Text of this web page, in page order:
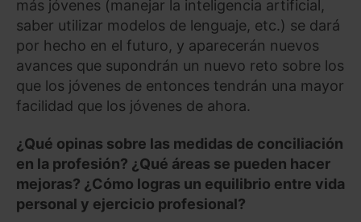
más jóvenes (manejar la inteligencia artificial,
saber utilizar modelos de lenguaje, etc.) se dará
por hecho en el futuro, y aparecerán nuevos
avances que supondrán un nuevo reto sobre los
que los jóvenes de entonces tendrán una mayor
facilidad que los jóvenes de ahora.
¿Qué opinas sobre las medidas de conciliación
en la profesión? ¿Qué áreas se pueden hacer
mejoras? ¿Cómo logras un equilibrio entre vida
personal y ejercicio profesional?